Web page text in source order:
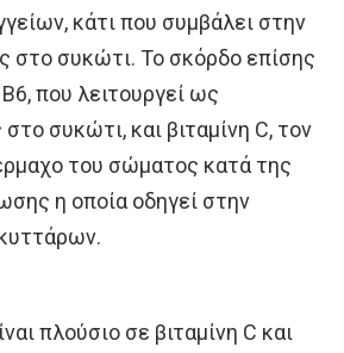
κάτι που συμβάλει στην
στο συκώτι. Το σκόρδο επίσης
Β6, που λειτουργεί ως
συκώτι, και βιταμίνη C, τον
του σώματος κατά της
η οποία οδηγεί στην
πλούσιο σε βιταμίνη C και